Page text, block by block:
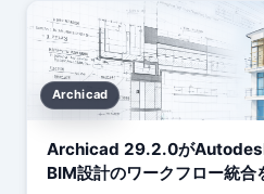
Archicad
Archicad 29.2.0がAutodesk
BIM設計のワークフロー統合